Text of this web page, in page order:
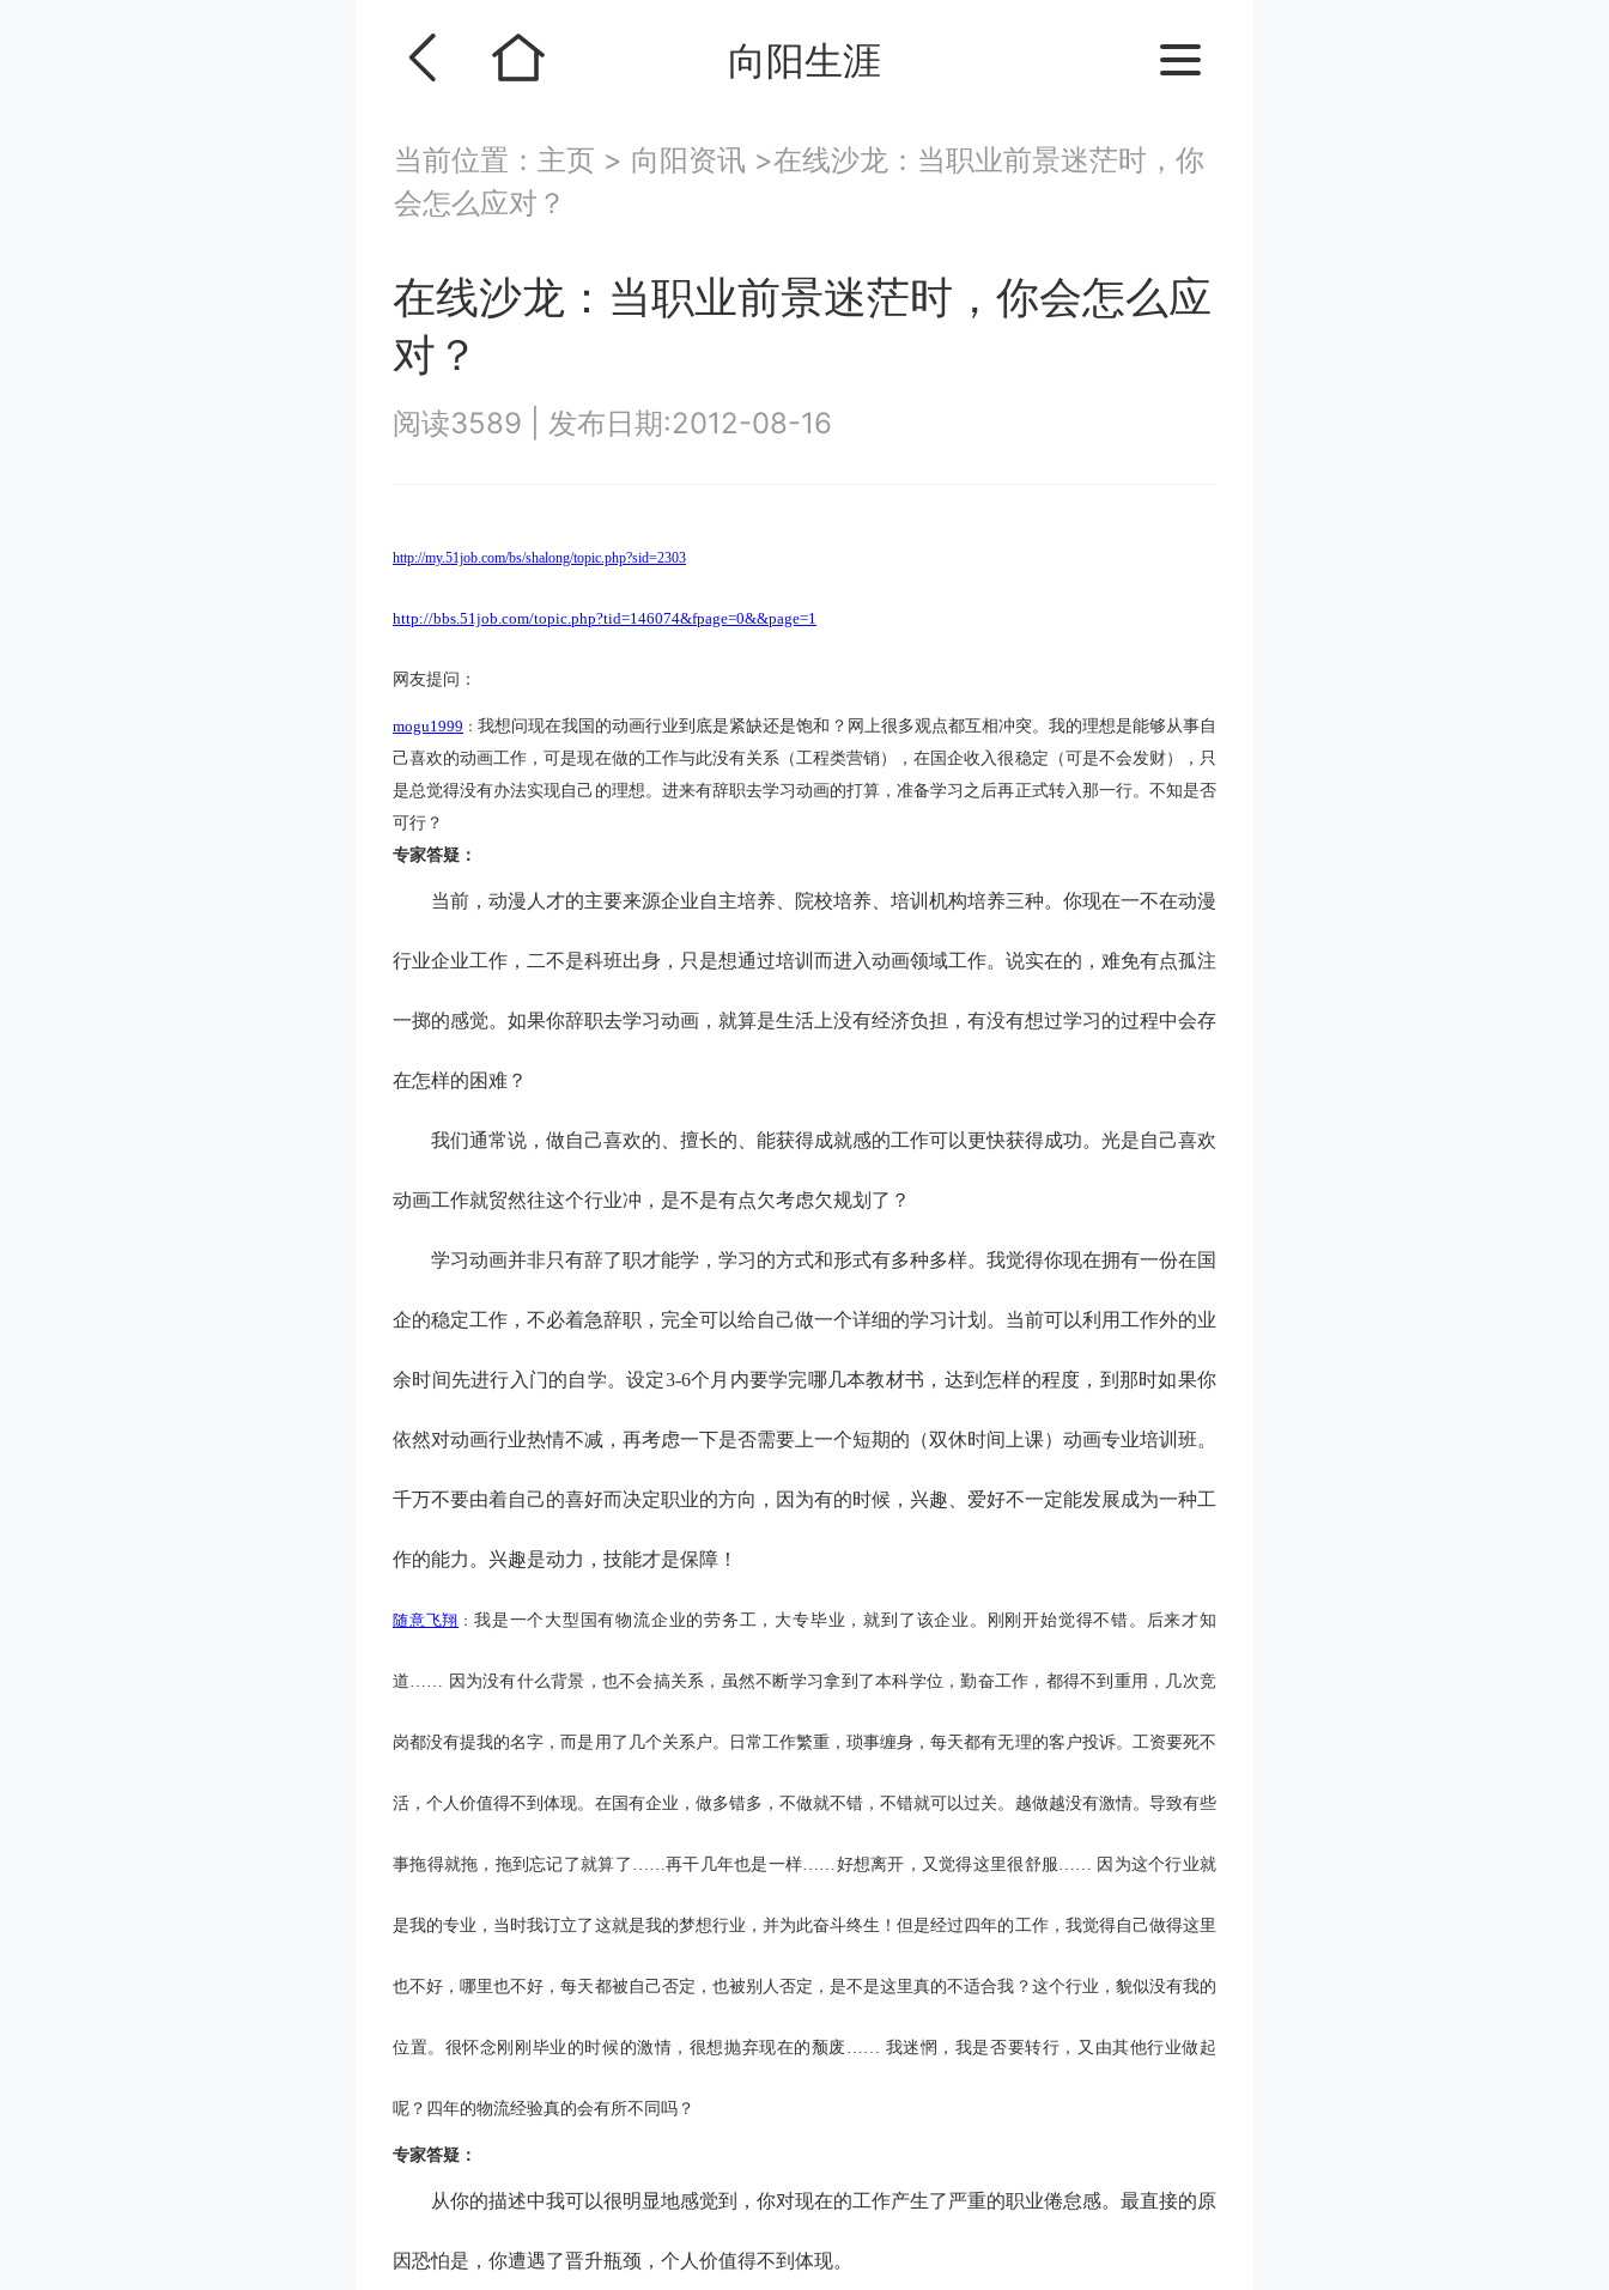
向阳生涯
当前位置： 主页 > 向阳资讯 >在线沙龙：当职业前景迷茫时，你
会怎么应对？
在线沙龙：当职业前景迷茫时，你会怎么应
对？
阅读3589 发布日期:2012-08-16
http://my.51job.com/bs/shalong/topic.php?sid=2303
http://bbs.51job.com/topic.php?tid=146074&fpage=0&&page=1
网友提问：
mogu1999 ：我想问现在我国的动画行业到底是紧缺还是饱和？网上很多观点都互相冲突。我的理想是能够从事自
己喜欢的动画工作，可是现在做的工作与此没有关系（工程类营销），在国企收入很稳定（可是不会发财），只
是总觉得没有办法实现自己的理想。进来有辞职去学习动画的打算，准备学习之后再正式转入那一行。不知是否
可行？
专家答疑：
当前，动漫人才的主要来源企业自主培养、院校培养、培训机构培养三种。你现在一不在动漫
行业企业工作，二不是科班出身，只是想通过培训而进入动画领域工作。说实在的，难免有点孤注
一掷的感觉。如果你辞职去学习动画，就算是生活上没有经济负担，有没有想过学习的过程中会存
在怎样的困难？
我们通常说，做自己喜欢的、擅长的、能获得成就感的工作可以更快获得成功。光是自己喜欢
动画工作就贸然往这个行业冲，是不是有点欠考虑欠规划了？
学习动画并非只有辞了职才能学，学习的方式和形式有多种多样。我觉得你现在拥有一份在国
企的稳定工作，不必着急辞职，完全可以给自己做一个详细的学习计划。当前可以利用工作外的业
余时间先进行入门的自学。设定3-6个月内要学完哪几本教材书，达到怎样的程度，到那时如果你
依然对动画行业热情不减，再考虑一下是否需要上一个短期的（双休时间上课）动画专业培训班。
千万不要由着自己的喜好而决定职业的方向，因为有的时候，兴趣、爱好不一定能发展成为一种工
作的能力。兴趣是动力，技能才是保障！
随意飞翔 ： 我是一个大型国有物流企业的劳务工，大专毕业，就到了该企业。刚刚开始觉得不错。后来才知
道…… 因为没有什么背景，也不会搞关系，虽然不断学习拿到了本科学位，勤奋工作，都得不到重用，几次竞
岗都没有提我的名字，而是用了几个关系户。日常工作繁重，琐事缠身，每天都有无理的客户投诉。工资要死不
活，个人价值得不到体现。在国有企业，做多错多，不做就不错，不错就可以过关。越做越没有激情。导致有些
事拖得就拖，拖到忘记了就算了 ……再干几年也是一样……好想离开，又觉得这里很舒服…… 因为这个行业就
是我的专业，当时我订立了这就是我的梦想行业，并为此奋斗终生！但是经过四年的工作，我觉得自己做得这里
也不好，哪里也不好，每天都被自己否定，也被别人否定，是不是这里真的不适合我？这个行业，貌似没有我的
位置。很怀念刚刚毕业的时候的激情，很想抛弃现在的颓废 …… 我迷惘，我是否要转行，又由其他行业做起
呢？四年的物流经验真的会有所不同吗？
专家答疑：
从你的描述中我可以很明显地感觉到，你对现在的工作产生了严重的职业倦怠感。最直接的原
因恐怕是，你遭遇了晋升瓶颈，个人价值得不到体现。